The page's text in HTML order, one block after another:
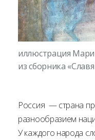
иллюстрация
из сборника
Россия — страна
разнообразием
У каждого народа